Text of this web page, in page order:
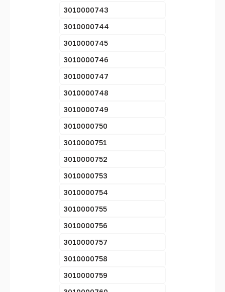
3010000743
3010000744
3010000745
3010000746
3010000747
3010000748
3010000749
3010000750
3010000751
3010000752
3010000753
3010000754
3010000755
3010000756
3010000757
3010000758
3010000759